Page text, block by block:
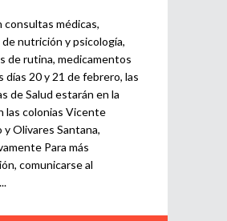
consultas médicas,
nutrición y psicología,
de rutina, medicamentos
días 20 y 21 de febrero, las
de Salud estarán en la
las colonias Vicente
y Olivares Santana,
Para más
comunicarse al